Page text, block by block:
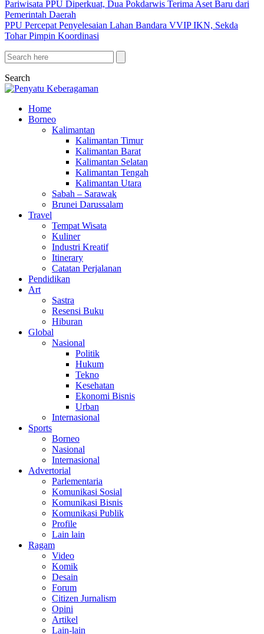
Pariwisata PPU Diperkuat, Dua Pokdarwis Terima Aset Baru dari
Pemerintah Daerah
PPU Percepat Penyelesaian Lahan Bandara VVIP IKN, Sekda
Tohar Pimpin Koordinasi
Search
Home
Borneo
Kalimantan
Kalimantan Timur
Kalimantan Barat
Kalimantan Selatan
Kalimantan Tengah
Kalimantan Utara
Sabah – Sarawak
Brunei Darussalam
Travel
Tempat Wisata
Kuliner
Industri Kreatif
Itinerary
Catatan Perjalanan
Pendidikan
Art
Sastra
Resensi Buku
Hiburan
Global
Nasional
Politik
Hukum
Tekno
Kesehatan
Ekonomi Bisnis
Urban
Internasional
Sports
Borneo
Nasional
Internasional
Advertorial
Parlementaria
Komunikasi Sosial
Komunikasi Bisnis
Komunikasi Publik
Profile
Lain lain
Ragam
Video
Komik
Desain
Forum
Citizen Jurnalism
Opini
Artikel
Lain-lain